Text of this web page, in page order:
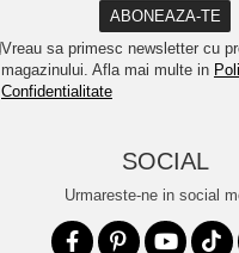
Vreau sa primesc newsletter cu
magazinului. Afla mai multe in
Confidentialitate
SOCIAL
Urmareste-ne in social